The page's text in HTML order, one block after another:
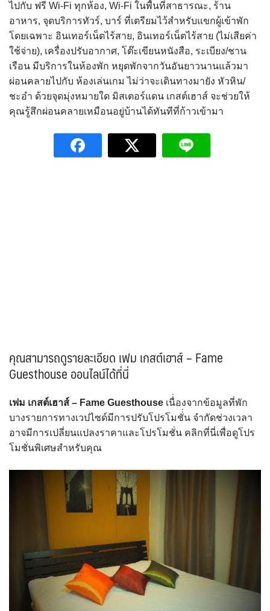
ไปกับ ฟรี Wi-Fi ทุกห้อง, Wi-Fi ในพื้นที่สาธารณะ, ร้าน
อาหาร, จุดบริการทัวร์, บาร์ ที่เตรียมไว้สำหรับแขกผู้เข้าพัก
โดยเฉพาะ อินเทอร์เน็ตไร้สาย, อินเทอร์เน็ตไร้สาย (ไม่เสียค่า
ใช้จ่าย), เครื่องปรับอากาศ, โต๊ะเขียนหนังสือ, ระเบียง/ชาน
เรือน มีบริการในห้องพัก หยุดพักจากวันอันยาวนานแล้วมา
ผ่อนคลายไปกับ ห้องเล่นเกม ไม่ว่าจะเดินทางมายัง หัวหิน/
ชะอำ ด้วยจุดมุ่งหมายใด มิสเตอร์แดน เกสต์เฮาส์ จะช่วยให้
คุณรู้สึกผ่อนคลายเหมือนอยู่บ้านได้ทันทีที่ก้าวเข้ามา
คุณสามารถดูรายละเอียด เฟม เกสต์เฮาส์ – Fame
Guesthouse ออนไลน์ได้ที่นี่
เฟม เกสต์เฮาส์ – Fame Guesthouse เนื่่องจากข้อมูลที่พัก
บางรายการทางเวปไซด์มีการปรับโปรโมชั่่น จำกัดช่วงเวลา
อาจมีการเปลี่ยนแปลงราคาและโปรโมชั่น คลิกที่นี่เพื่อดูโปร
โมชั่นพิเศษสำหรับคุณ